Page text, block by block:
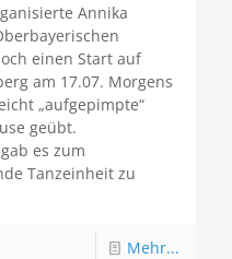
Annika
einen Start auf
am 17.07. Morgens
„aufgepimpte“
geübt.
es zum
Tanzeinheit zu
Mehr...